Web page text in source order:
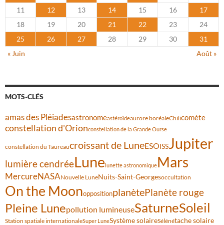
11
12 13 14 15 16
17
18
19 20 21 22 23
24
25
26 27 28 29 30
31
« Juin
Août »
MOTS-CLÉS
amas des Pléiadesastronomeastéroïdeaurore boréaleChilicomète
constellation d'Orionconstellation de la Grande Ourse
constellation du Taureaucroissant de LuneESOISSJupiter
lumière cendréeLunelunette astronomiqueMars
MercureNASANouvelle LuneNuits-Saint-Georgesoccultation
On the MoonoppositionplanètePlanète rouge
Pleine Lunepollution lumineuseSaturneSoleil
Station spatiale internationaleSuper LuneSystème solaireSélénétache solaire